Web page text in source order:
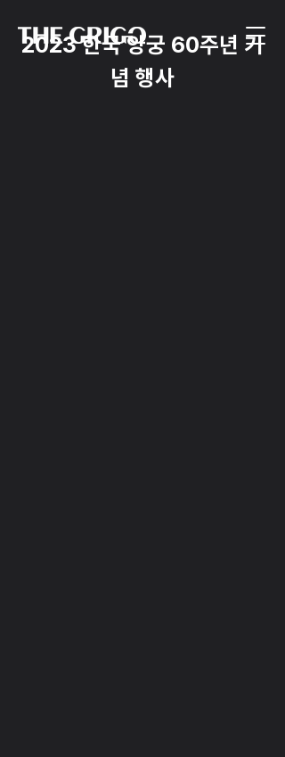
2023 한국 양궁 60주년 기
념 행사